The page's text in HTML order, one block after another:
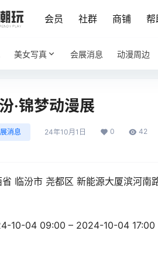
会员 社群 商铺 帮
美女写真 会展消息 动漫周边
·锦梦动漫展
消息 24年10月1日 0 42
省 临汾市 尧都区 新能源大厦滨河南
10-04 09:00 – 2024-10-04 17:00